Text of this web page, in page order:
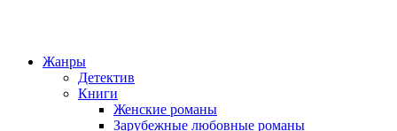
Жанры
Детектив
Книги
Женские романы
Зарубежные любовные романы